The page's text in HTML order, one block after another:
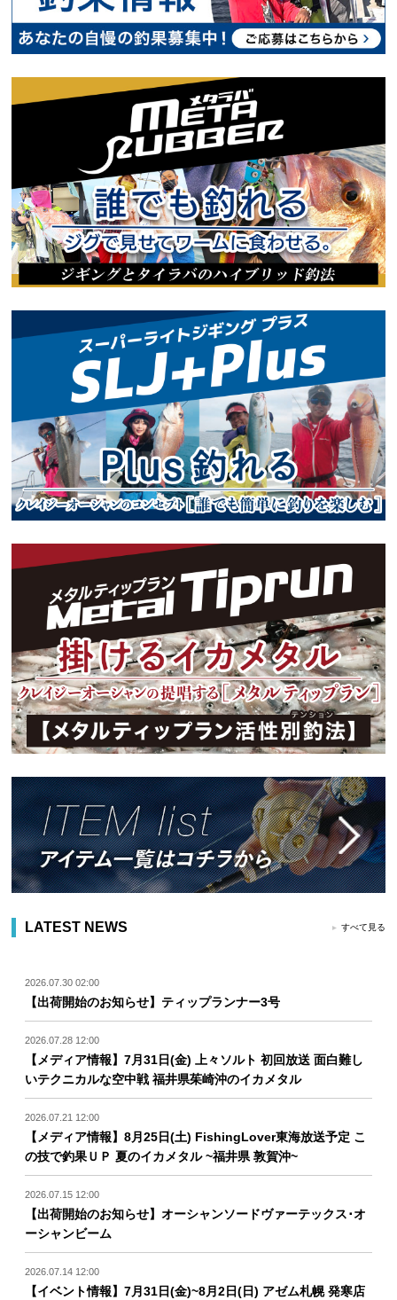
LATEST NEWS すべて見る
2026.07.30 02:00
【出荷開始のお知らせ】ティップランナー3号
2026.07.28 12:00
【メディア情報】7月31日(金) 上々ソルト 初回放送 面白難し
いテクニカルな空中戦 福井県茱崎沖のイカメタル
2026.07.21 12:00
【メディア情報】8月25日(土) FishingLover東海放送予定 こ
の技で釣果ＵＰ 夏のイカメタル ~福井県 敦賀沖~
2026.07.15 12:00
【出荷開始のお知らせ】オーシャンソードヴァーテックス･オ
ーシャンビーム
2026.07.14 12:00
【イベント情報】7月31日(金)~8月2日(日) アゼム札幌 発寒店